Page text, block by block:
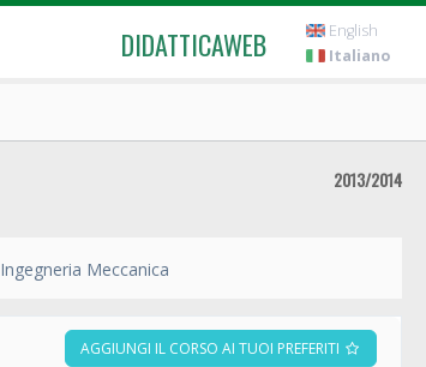
DIDATTICAWEB
English
Italiano
2013/2014
Ingegneria Meccanica
AGGIUNGI IL CORSO AI TUOI PREFERITI